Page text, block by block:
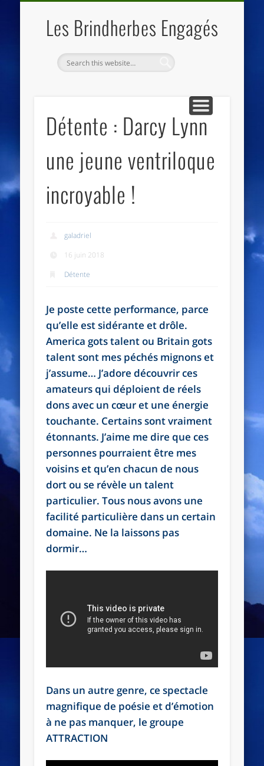
Les Brindherbes Engagés
Détente : Darcy Lynn
une jeune ventriloque
incroyable !
galadriel
16 juin 2018
Détente
Je poste cette performance, parce
qu’elle est sidérante et drôle.
America gots talent ou Britain gots
talent sont mes péchés mignons et
j’assume… J’adore découvrir ces
amateurs qui déploient de réels
dons avec un cœur et une énergie
touchante. Certains sont vraiment
étonnants. J’aime me dire que ces
personnes pourraient être mes
voisins et qu’en chacun de nous
dort ou se révèle un talent
particulier. Tous nous avons une
facilité particulière dans un certain
domaine. Ne la laissons pas
dormir…
Dans un autre genre, ce spectacle
magnifique de poésie et d’émotion
à ne pas manquer, le groupe
ATTRACTION